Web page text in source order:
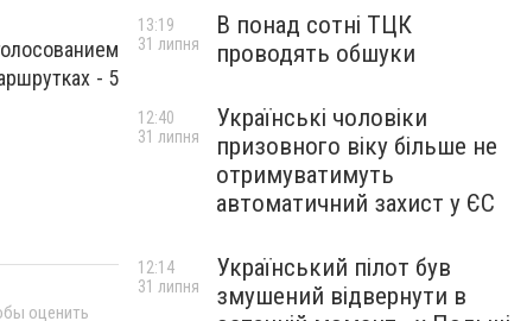
- 5
оценить
В понад сотні ТЦК
проводять обшуки
13:19
31 липня
Українські чоловіки
призовного віку більше не
отримуватимуть
автоматичний захист у ЄС
12:40
31 липня
Український пілот був
змушений відвернути в
12:14
31 липня